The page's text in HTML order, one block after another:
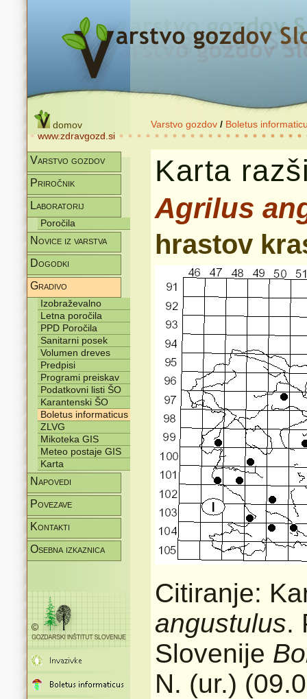
domov
www.zdravgozd.si
Varstvo gozdov / Boletus
Varstvo gozdov
Priročnik
Laboratorij
Poročila
Novice iz varstva
Dogodki
Gradivo
Izobraževalno
Letna poročila
PPD Poročila
Sanitarni posek
Volumen dreves
Predpisi
Programi preiskav
Podatkovni listi ŠO
Karantenski ŠO
Boletus informaticus
ZLVG
Mikoteka GIS
Meteo postaje GIS
Karta
Napovedi
Povezave
Kontakti
Osebna izkaznica
Karta
Agrilus
hrastov
Citiranje:
angustulus.
Slovenije
N. (ur.)